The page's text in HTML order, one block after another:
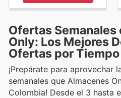
Ofertas Semanales
Only: Los Mejores
Ofertas por
¡Prepárate para aprovechar
semanales que Almacenes
Colombia! Desde el 3 hasta